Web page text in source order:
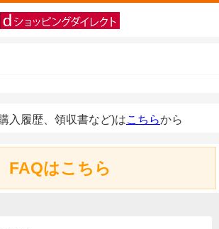
入履歴、領収書など)はこちらから
FAQはこちら